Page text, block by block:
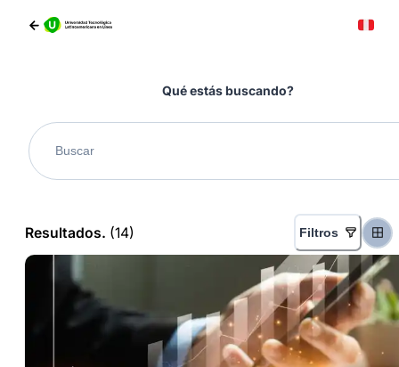
Qué estás buscando?
Resultados. (14) Filtros